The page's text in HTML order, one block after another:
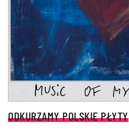
ODKURZAMY POLSKIE PŁYTY